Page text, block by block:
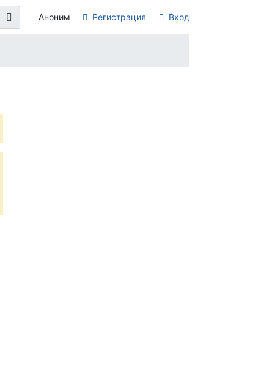
Аноним Регистрация Вход